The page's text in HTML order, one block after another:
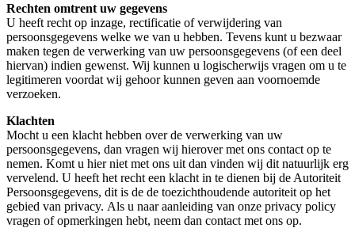
Rechten omtrent uw gegevens
U heeft recht op inzage, rectificatie of verwijdering van
persoonsgegevens welke we van u hebben. Tevens kunt u bezwaar
maken tegen de verwerking van uw persoonsgegevens (of een deel
hiervan) indien gewenst. Wij kunnen u logischerwijs vragen om u te
legitimeren voordat wij gehoor kunnen geven aan voornoemde
verzoeken.
Klachten
Mocht u een klacht hebben over de verwerking van uw
persoonsgegevens, dan vragen wij hierover met ons contact op te
nemen. Komt u hier niet met ons uit dan vinden wij dit natuurlijk erg
vervelend. U heeft het recht een klacht in te dienen bij de Autoriteit
Persoonsgegevens, dit is de de toezichthoudende autoriteit op het
gebied van privacy. Als u naar aanleiding van onze privacy policy
vragen of opmerkingen hebt, neem dan contact met ons op.